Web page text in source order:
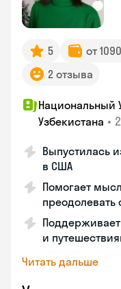
5 от
2 отзыва
Национальный
Узбекистана •
Выпустилась
в США
Помогает
преодолевать
и
Читать дальше